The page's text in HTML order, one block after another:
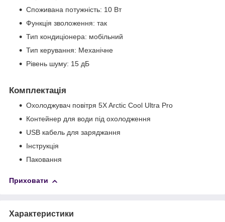
Споживана потужність: 10 Вт
Функція зволоження: так
Тип кондиціонера: мобільний
Тип керування: Механічне
Рівень шуму: 15 дБ
Комплектація
Охолоджувач повітря 5X Arctic Cool Ultra Pro
Контейнер для води під охолодження
USB кабель для заряджання
Інструкція
Паковання
Приховати
Характеристики